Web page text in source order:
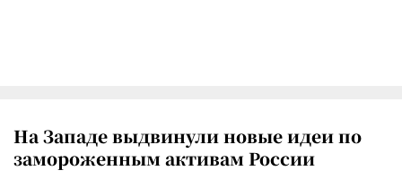
На Западе выдвинули новые идеи по
замороженным активам России